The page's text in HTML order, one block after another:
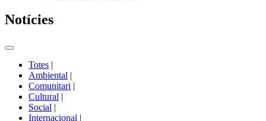
Notícies
Commutador
portals
Totes |
Ambiental |
Comunitari |
Cultural |
Social |
Internacional |